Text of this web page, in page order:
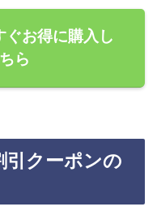
ぐお得に購入し
ら
引クーポンの